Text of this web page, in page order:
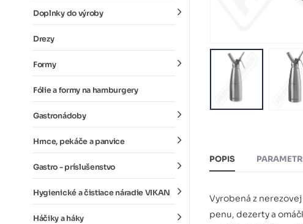
Doplnky do výroby
Drezy
Formy
Fólie a formy na hamburgery
Gastronádoby
Hrnce, pekáče a panvice
Gastro - príslušenstvo
Hygienické a čistiace náradie VIKAN
Háčiky a háky
POPIS
Vyrobená z
penu, dezerty a